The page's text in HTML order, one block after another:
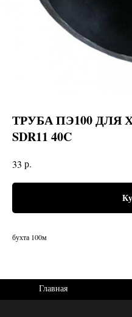
ТРУБА ПЭ100 ДЛЯ
SDR11 40C
33 р.
бухта 100м
Главная